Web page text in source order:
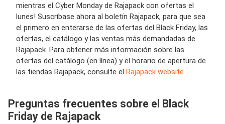
mientras el Cyber ​​Monday de Rajapack con ofertas el
lunes! Suscríbase ahora al boletín Rajapack, para que sea
el primero en enterarse de las ofertas del Black Friday, las
ofertas, el catálogo y las ventas más demandadas de
Rajapack. Para obtener más información sobre las
ofertas del catálogo (en línea) y el horario de apertura de
las tiendas Rajapack, consulte el Rajapack website
Preguntas frecuentes sobre el Black
Friday de Rajapack